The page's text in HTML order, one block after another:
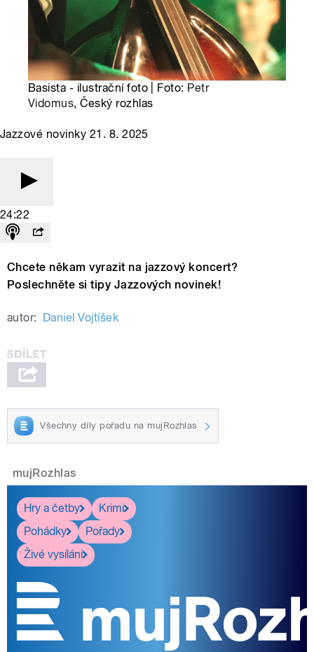
Basista - ilustrační foto | Foto: Petr
Vidomus, Český rozhlas
Jazzové novinky 21. 8. 2025
24:22
Chcete někam vyrazit na jazzový koncert?
Poslechněte si tipy Jazzových novinek!
autor: Daniel Vojtíšek
Všechny díly pořadu na mujRozhlas
mujRozhlas
Hry a četby
Krimi
Pohádky
Pořady
Živé vysílání